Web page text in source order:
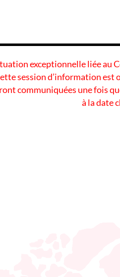
exceptionnelle liée au
session d’information est
communiquées une fois
à la date